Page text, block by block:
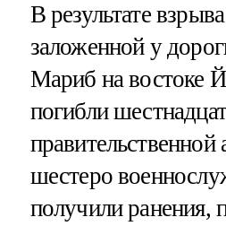
В результате
заложенной у
Мариб на востоке
погибли
правительственной
шестеро
получили ранения,